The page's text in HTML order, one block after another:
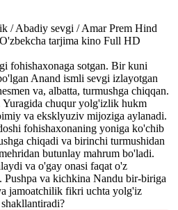
/ Abadiy sevgi / Amar Prem Hind
tarjima kino Full HD
fohishaxonaga sotgan. Bir kuni
Anand ismli sevgi izlayotgan
va, albatta, turmushga chiqqan.
chuqur yolg'izlik hukm
va eksklyuziv mijoziga aylanadi.
fohishaxonaning yoniga ko'chib
chiqadi va birinchi turmushidan
butunlay mahrum bo'ladi.
va o'gay onasi faqat o'z
Pushpa va kichkina Nandu bir-biriga
jamoatchilik fikri uchta yolg'iz